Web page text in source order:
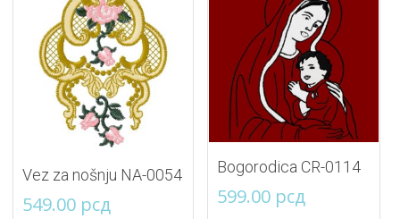
Vez za nošnju NA-0054
549.00 рсд
Bogorodica CR-0114
599.00 рсд